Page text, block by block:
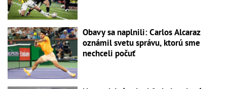
Obavy sa naplnili: Carlos Alcaraz
oznámil svetu správu, ktorú sme
nechceli počuť